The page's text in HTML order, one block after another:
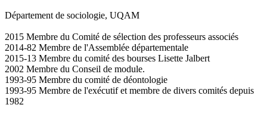
Département de sociologie, UQAM
2015 Membre du Comité de sélection des professeurs associés
2014-82 Membre de l'Assemblée départementale
2015-13 Membre du comité des bourses Lisette Jalbert
2002 Membre du Conseil de module.
1993-95 Membre du comité de déontologie
1993-95 Membre de l'exécutif et membre de divers comités depuis
1982